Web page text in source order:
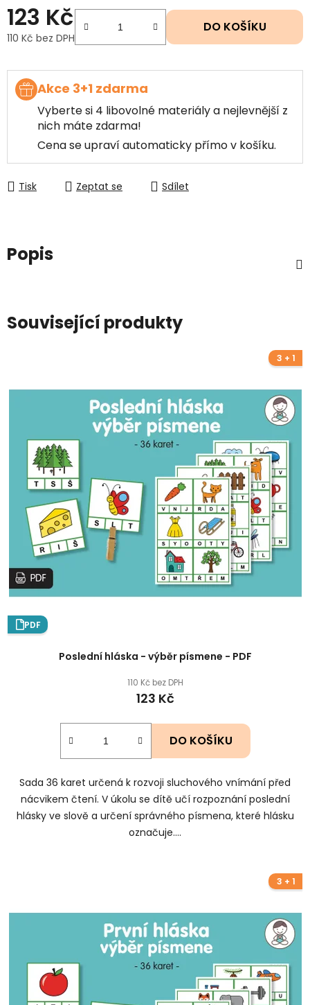
123 Kč
110 Kč bez DPH
DO KOŠÍKU
Akce 3+1 zdarma
Vyberte si 4 libovolné materiály a nejlevnější z
nich máte zdarma!
Cena se upraví automaticky přímo v košíku.
Tisk Zeptat se Sdílet
Popis
Související produkty
3 + 1
PDF
Poslední hláska - výběr písmene - PDF
110 Kč bez DPH
123 Kč
DO KOŠÍKU
Sada 36 karet určená k rozvoji sluchového vnímání před
nácvikem čtení. V úkolu se dítě učí rozpoznání poslední
hlásky ve slově a určení správného písmena, které hlásku
označuje....
3 + 1